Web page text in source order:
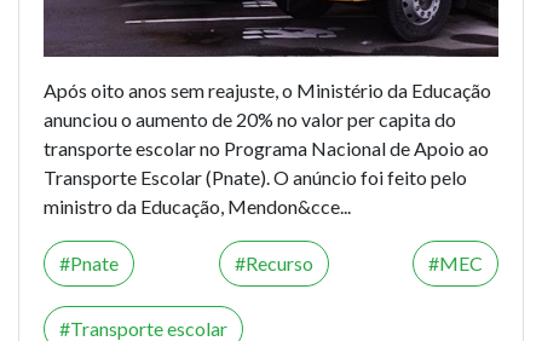
Após oito anos sem reajuste, o Ministério da Educação
anunciou o aumento de 20% no valor per capita do
transporte escolar no Programa Nacional de Apoio ao
Transporte Escolar (Pnate). O anúncio foi feito pelo
ministro da Educação, Mendon&cce...
Pnate Recurso MEC
Transporte escolar